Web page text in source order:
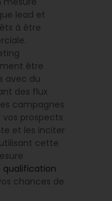
lead et
à être
être
avec du
des flux
campagnes
vos prospects
et les inciter
cette
qualification
chances de